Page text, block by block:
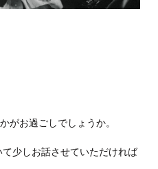
がお過ごしでしょうか。
少しお話させていただければ